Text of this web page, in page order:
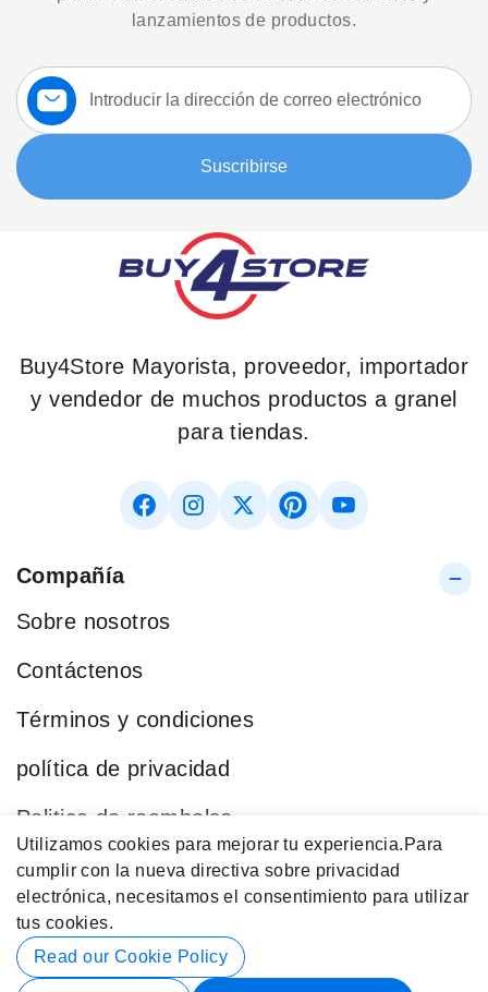
Utilizamos cookies para mejorar tu experiencia. Para
cumplir con la nueva directiva sobre privacidad
electrónica, necesitamos el consentimiento para utilizar
tus cookies.
Read our Cookie Policy
lanzamientos de productos.
Suscríbase
a
nuestro
boletín:
Suscribirse
Buy4Store Mayorista, proveedor, importador
y vendedor de muchos productos a granel
para tiendas.
Compañía
Sobre nosotros
Contáctenos
Términos y condiciones
política de privacidad
Politica de reembolso
Blog
Categorías Populares
Datos de contacto